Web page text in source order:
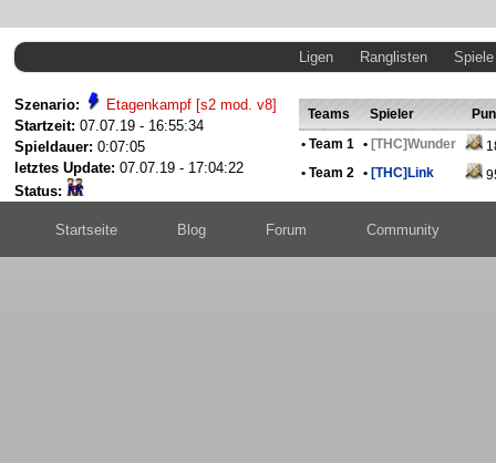
Ligen Ranglisten Spiele
Szenario:
Etagenkampf [s2 mod. v8]
Startzeit: 07.07.19 - 16:55:34
Spieldauer: 0:07:05
letztes Update: 07.07.19 - 17:04:22
Status:
Teams Spieler
• Team 1 • [THC]Wunder
• Team 2 • [THC]Link
Startseite Blog Forum Community